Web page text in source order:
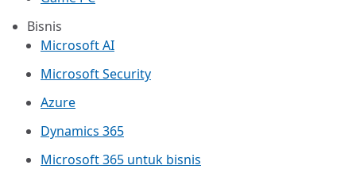
Bisnis
Microsoft AI
Microsoft Security
Azure
Dynamics 365
Microsoft 365 untuk bisnis